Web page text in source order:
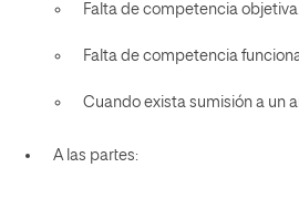
Falta de competencia objetiva.
Falta de competencia
Cuando exista sumisión a un
A las partes: